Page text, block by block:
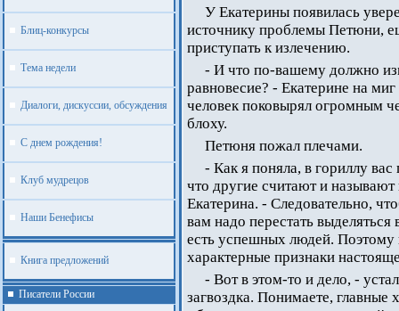
Блиц-конкурсы
Тема недели
Диалоги, дискуссии, обсуждения
С днем рождения!
Клуб мудрецов
Наши Бенефисы
Книга предложений
Писатели России
У Екатерины появилась
источнику проблемы Петюни,
приступать к излечению.
- И что по-вашему должно
равновесие? - Екатерине на
человек поковырял огромным
блоху.
Петюня пожал плечами.
- Как я поняла, в гориллу
что другие считают и называют
Екатерина. - Следовательно,
вам надо перестать
есть успешных людей. Поэтому
характерные признаки
- Вот в этом-то и дело, -
загвоздка. Понимаете, главные